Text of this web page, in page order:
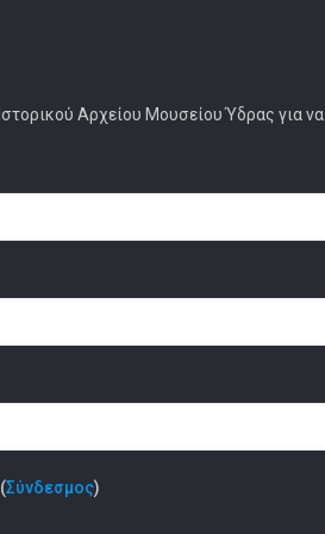
Αρχείου Μουσείου Ύδρας για να
Σύνδεσμος)